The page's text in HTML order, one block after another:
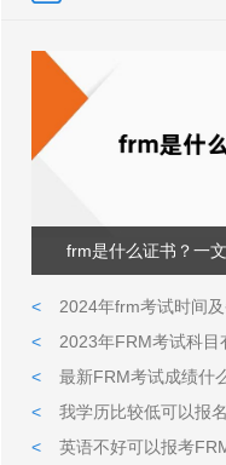
frm是什么证书？一
<
2024年frm考试时间
<
2023年FRM考试科目有哪些？
<
最新FRM考试成绩什么时候查
<
我学历比较低可以报名FRM考试吗？英语
<
英语不好可以报考FRM吗？